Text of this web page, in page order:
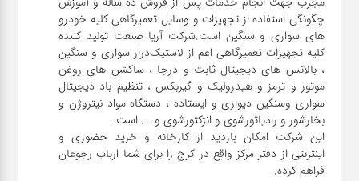
چگونگی استفاده از تجهیزات و وسایل تعمیرگاهی کلیه خودرو
های سواری و سنگین است.شرکت آریا صنعت تولید کننده
کلیه تجهیزات تعمیرگاهی اعم از لاستیک‌درار سواری و ‌سنگین
، بالانس های دیجیتال ثابت و درجا ، ساکشن های روغن
موتور و ترمز و هیدرولیک و گیربکس ، تنظیم باد دیجیتال
سواری و‌سنگین دیواری و ایستاده ، دستگاه مواد نیتروژن و
این شرکت امکان بازدید از کارخانه و خرید حضوری و
اینترنتی از دفتر مرکز واقع در کرج را برای شما ارباب رجوعان
فراهم کرده.